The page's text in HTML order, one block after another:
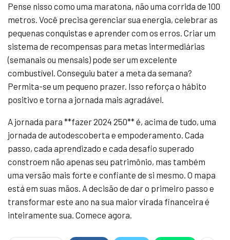
Pense nisso como uma maratona, não uma corrida de 100
metros. Você precisa gerenciar sua energia, celebrar as
pequenas conquistas e aprender com os erros. Criar um
sistema de recompensas para metas intermediárias
(semanais ou mensais) pode ser um excelente
combustível. Conseguiu bater a meta da semana?
Permita-se um pequeno prazer. Isso reforça o hábito
positivo e torna a jornada mais agradável.
A jornada para **fazer 2024 250** é, acima de tudo, uma
jornada de autodescoberta e empoderamento. Cada
passo, cada aprendizado e cada desafio superado
constroem não apenas seu patrimônio, mas também
uma versão mais forte e confiante de si mesmo. O mapa
está em suas mãos. A decisão de dar o primeiro passo e
transformar este ano na sua maior virada financeira é
inteiramente sua. Comece agora.